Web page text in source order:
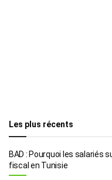
Les plus récents
BAD : Pourquoi les salariés
fiscal en Tunisie